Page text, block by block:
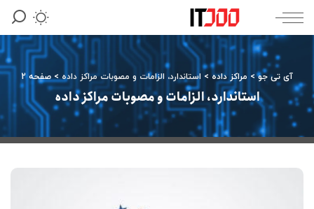
آی تی جو> مراکز داده > استاندارد، الزامات و مصوبات مراکز داده>صفحه 2
استاندارد، الزامات و مصوبات مراکز داده